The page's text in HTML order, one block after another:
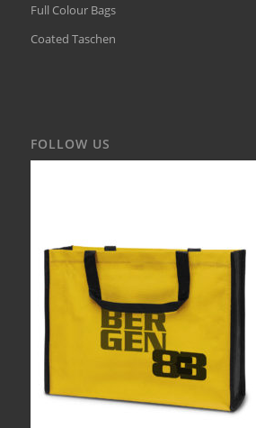
Full Colour Bags
Coated Taschen
FOLLOW US